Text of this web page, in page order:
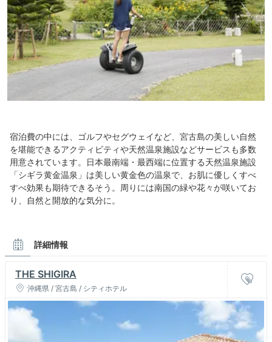
宿泊費の中には、ゴルフやセグウェイなど、宮古島の美しい自然
を堪能できるアクティビティや天然温泉施設などサービスも多数
用意されています。日本最南端・最西端に位置する天然温泉施設
「シギラ黄金温泉」は美しい黄金色の温泉で、お肌に優しくすべ
すべ効果も期待できるそう。周りには南国の緑や花々が咲いてお
り、自然と開放的な気分に。
詳細情報
THE SHIGIRA
沖縄県 / 宮古島 / シティホテル